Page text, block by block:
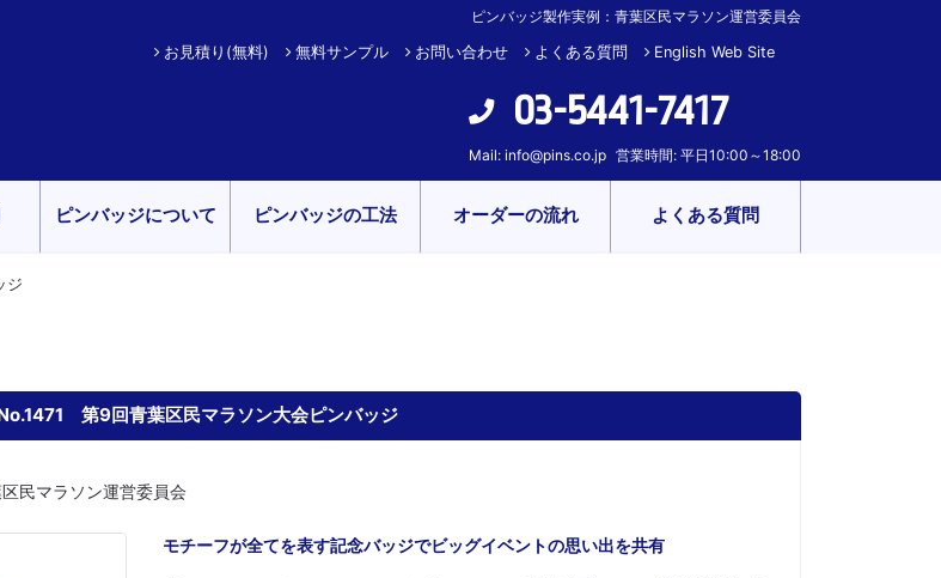
ピンバッジ製作実例：青葉区民マラソン運営委員会
お見積り(無料) 無料サンプル お問い合わせ よくある質問 English Web Site
03-5441-7417
Mail: info@pins.co.jp 営業時間: 平日10:00～18:00
ピンバッジについて ピンバッジの工法 オーダーの流れ よくある質問
ジ
第9回青葉区民マラソン大会ピンバッジ
区民マラソン運営委員会
モチーフが全てを表す記念バッジでビッグイベントの思い出を共有